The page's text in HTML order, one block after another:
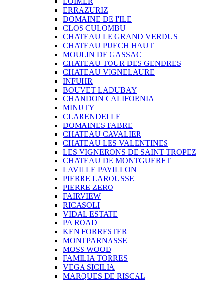
ERRAZURIZ
DOMAINE DE I'ILE
CLOS CULOMBU
CHATEAU LE GRAND VERDUS
CHATEAU PUECH HAUT
MOULIN DE GASSAC
CHATEAU TOUR DES GENDRES
CHATEAU VIGNELAURE
INFUHR
BOUVET LADUBAY
CHANDON CALIFORNIA
MINUTY
CLARENDELLE
DOMAINES FABRE
CHATEAU CAVALIER
CHATEAU LES VALENTINES
LES VIGNERONS DE SAINT TROPEZ
CHATEAU DE MONTGUERET
LAVILLE PAVILLON
PIERRE LAROUSSE
PIERRE ZERO
FAIRVIEW
RICASOLI
VIDAL ESTATE
PA ROAD
KEN FORRESTER
MONTPARNASSE
MOSS WOOD
FAMILIA TORRES
VEGA SICILIA
MARQUES DE RISCAL